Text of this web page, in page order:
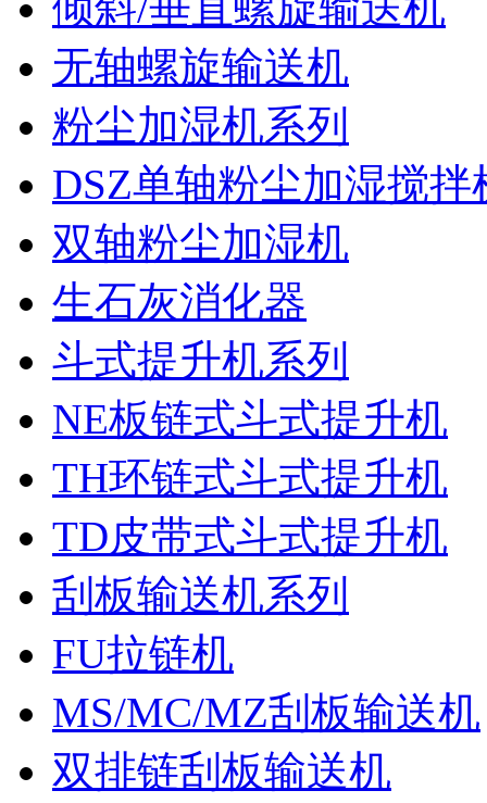
无轴螺旋输送机
粉尘加湿机系列
DSZ单轴粉尘加湿搅拌
双轴粉尘加湿机
生石灰消化器
斗式提升机系列
NE板链式斗式提升机
TH环链式斗式提升机
TD皮带式斗式提升机
刮板输送机系列
FU拉链机
MS/MC/MZ刮板输送机
双排链刮板输送机